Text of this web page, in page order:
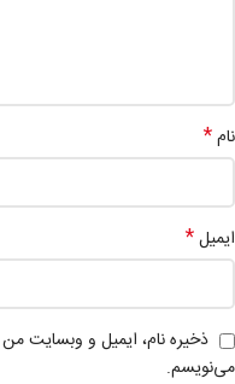
نام*
ایمیل*
ذخیره نام، ایمیل و وبسایت من
می‌نویسم.